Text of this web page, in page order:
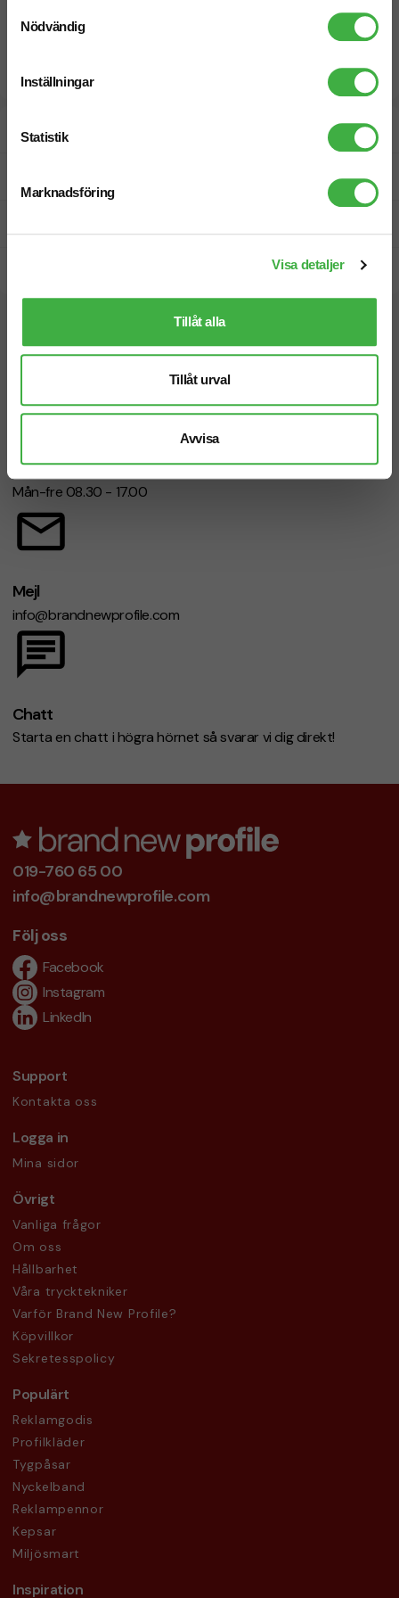
Nödvändig
Inställningar
Statistik
Marknadsföring
Visa detaljer
Tillåt alla
Tillåt urval
Avvisa
Designskiss inom 1 h
Vi hjälper dig gärna!
Telefon: 019-760 65 00
Mån-fre 08.30 - 17.00
Mejl
info@brandnewprofile.com
Chatt
Starta en chatt i högra hörnet så svarar vi dig direkt!
019-760 65 00
info@brandnewprofile.com
Följ oss
Facebook
Instagram
LinkedIn
Support
Kontakta oss
Logga in
Mina sidor
Övrigt
Vanliga frågor
Om oss
Hållbarhet
Våra trycktekniker
Varför Brand New Profile?
Köpvillkor
Sekretesspolicy
Populärt
Reklamgodis
Profilkläder
Tygpåsar
Nyckelband
Reklampennor
Kepsar
Miljösmart
Inspiration